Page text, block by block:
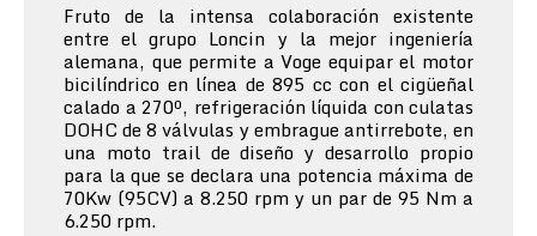
Fruto de la intensa colaboración existente
entre el grupo Loncin y la mejor ingeniería
alemana, que permite a Voge equipar el motor
bicilíndrico en línea de 895 cc con el cigüeñal
calado a 270º, refrigeración líquida con culatas
DOHC de 8 válvulas y embrague antirrebote, en
una moto trail de diseño y desarrollo propio
para la que se declara una potencia máxima de
70Kw (95CV) a 8.250 rpm y un par de 95 Nm a
6.250 rpm.